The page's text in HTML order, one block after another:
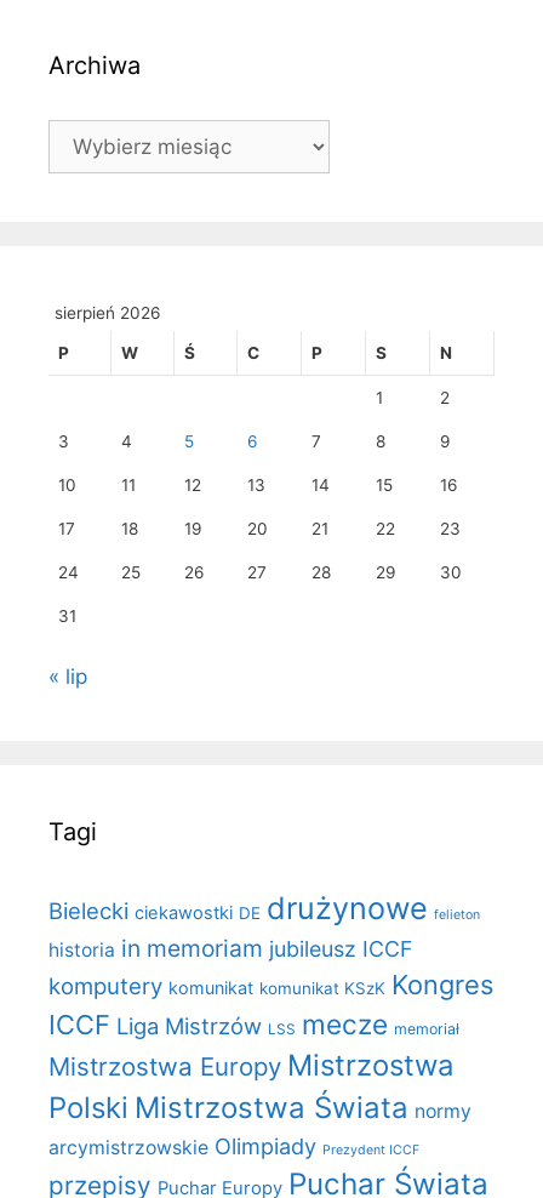
Archiwa
Archiwa
sierpień 2026
P W Ś C P S N
1 2
3 4 5 6 7 8 9
10 11 12 13 14 15 16
17 18 19 20 21 22 23
24 25 26 27 28 29 30
31
« lip
Tagi
Bielecki ciekawostki DE drużynowe felieton
historia in memoriam jubileusz ICCF
komputery komunikat komunikat KSzK Kongres
ICCF Liga Mistrzów LSS mecze memoriał
Mistrzostwa Europy Mistrzostwa
Polski Mistrzostwa Świata normy
arcymistrzowskie Olimpiady Prezydent ICCF
przepisy Puchar Europy Puchar Świata